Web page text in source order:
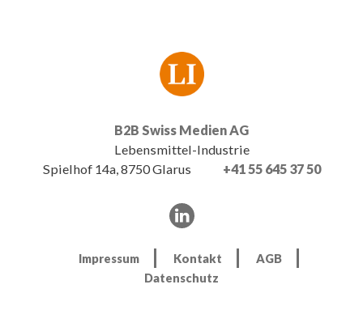
B2B Swiss Medien AG
Lebensmittel-Industrie
Spielhof 14a, 8750 Glarus
+41 55 645 37 50
Impressum Kontakt
AGB
Datenschutz